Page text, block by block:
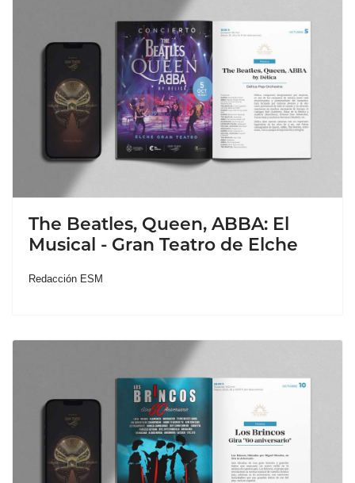
The Beatles, Queen, ABBA: El
Musical - Gran Teatro de Elche
Redacción ESM